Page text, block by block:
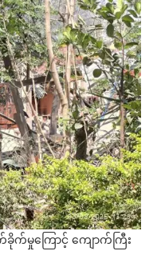
က်မှုကြောင့် ကျောက်ကြီး